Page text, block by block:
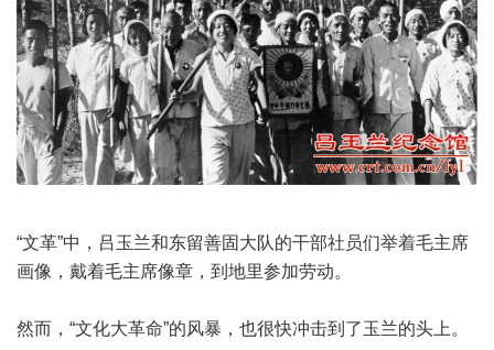
“文革”中，吕玉兰和东留善固大队的干部社员们举着毛主席
画像，戴着毛主席像章，到地里参加劳动。
然而，“文化大革命”的风暴，也很快冲击到了玉兰的头上。